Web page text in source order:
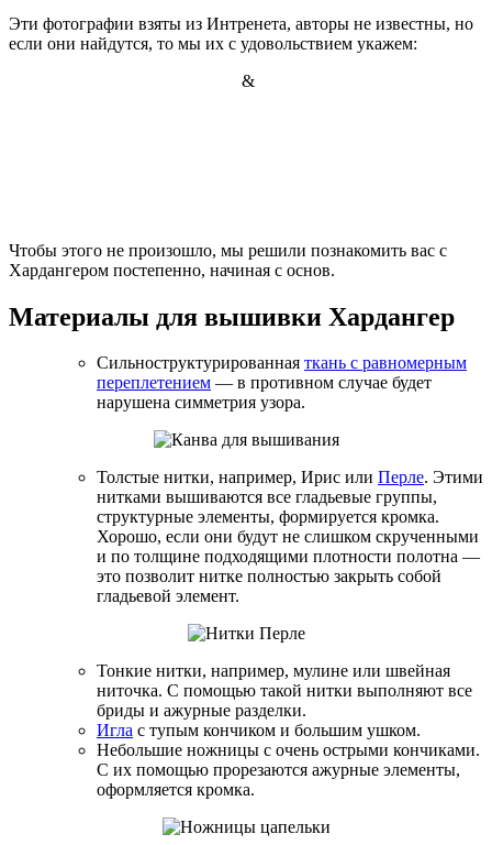
Эти фотографии взяты из Интренета, авторы не известны, но
если они найдутся, то мы их с удовольствием укажем:
&
Чтобы этого не произошло, мы решили познакомить вас с
Хардангером постепенно, начиная с основ.
Материалы для вышивки Хардангер
Cильноструктурированная ткань с равномерным
переплетением — в противном случае будет
нарушена симметрия узора.
Толстые нитки, например, Ирис или Перле. Этими
нитками вышиваются все гладьевые группы,
структурные элементы, формируется кромка.
Хорошо, если они будут не слишком скрученными
и по толщине подходящими плотности полотна —
это позволит нитке полностью закрыть собой
гладьевой элемент.
Тонкие нитки, например, мулине или швейная
ниточка. С помощью такой нитки выполняют все
бриды и ажурные разделки.
Игла с тупым кончиком и большим ушком.
Небольшие ножницы с очень острыми кончиками.
С их помощью прорезаются ажурные элементы,
оформляется кромка.